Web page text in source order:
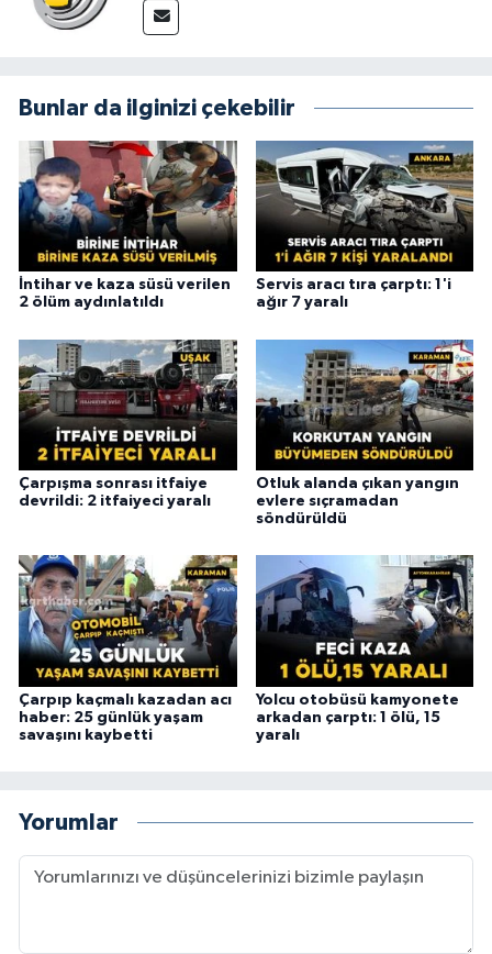
Bunlar da ilginizi çekebilir
İntihar ve kaza süsü verilen
2 ölüm aydınlatıldı
Servis aracı tıra çarptı: 1'i
ağır 7 yaralı
Çarpışma sonrası itfaiye
devrildi: 2 itfaiyeci yaralı
Otluk alanda çıkan yangın
evlere sıçramadan
söndürüldü
Çarpıp kaçmalı kazadan acı
haber: 25 günlük yaşam
savaşını kaybetti
Yolcu otobüsü kamyonete
arkadan çarptı: 1 ölü, 15
yaralı
Yorumlar